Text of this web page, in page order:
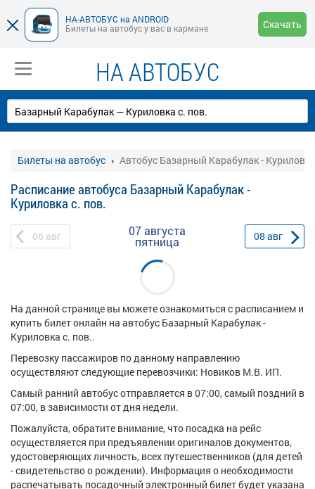
НА-АВТОБУС на ANDROID
Билеты на автобус у вас в кармане
Скачать
НА АВТОБУС
Билеты на автобус Автобус Базарный Карабулак -
Расписание автобуса Базарный Карабулак -
Куриловка с. пов.
06 авг 07 августа
пятница 08 авг
На данной странице вы можете ознакомиться с расписанием и
купить билет онлайн на автобус Базарный Карабулак -
Куриловка с. пов..
Перевозку пассажиров по данному направлению
осуществляют следующие перевозчики: Новиков М.В. ИП.
Самый ранний автобус отправляется в 07:00, самый поздний в
07:00, в зависимости от дня недели.
Пожалуйста, обратите внимание, что посадка на рейс
осуществляется при предъявлении оригиналов документов,
удостоверяющих личность, всех путешественников (для детей
- свидетельство о рождении). Информация о необходимости
распечатывать посадочный электронный билет будет указана